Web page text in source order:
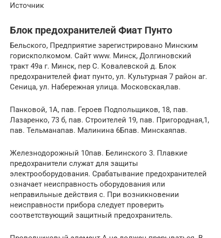
Источник
Блок предохранителей Фиат Пунто
Бельского, Предприятие зарегистрировано Минским
горискполкомом. Сайт www. Минск, Долгиновский
тракт 49а г. Минск, пер С. Ковалевской д. Блок
предохранителей фиат пунто, ул. Культурная 7 район аг.
Сеница, ул. Набережная улица. Московская,пав.
Панковой, 1А, пав. Героев Подпольщиков, 18, пав.
Лазаренко, 73 б, пав. Строителей 19, пав. Пригородная,1,
пав. Тельманапав. Малинина 6Бпав. Минскаяпав.
Железнодорожный 10пав. Белинского 3. Плавкие
предохранители служат для защиты
электрооборудования. Срабатывание предохранителей
означает неисправность оборудования или
неправильные действия с. При возникновении
неисправности прибора следует проверить
соответствующий защитный предохранитель.